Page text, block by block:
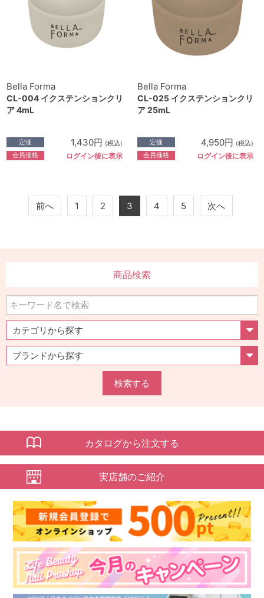
Bella Forma
CL-004 イクステンションクリ
ア 4mL
定価 1,430円 (税込)
会員価格 ログイン後に表示
Bella Forma
CL-025 イクステンションクリ
ア 25mL
定価 4,950円 (税込)
会員価格 ログイン後に表示
前へ 1 2 3 4 5 次へ
商品検索
検索する
カタログから注文する
実店舗のご紹介